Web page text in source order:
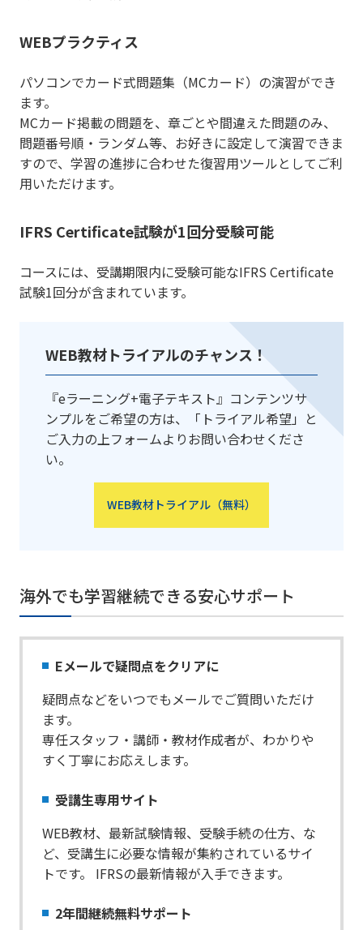
WEBプラクティス
パソコンでカード式問題集（MCカード）の演習ができ
ます。
MCカード掲載の問題を、章ごとや間違えた問題のみ、
問題番号順・ランダム等、お好きに設定して演習できま
すので、学習の進捗に合わせた復習用ツールとしてご利
用いただけます。
IFRS Certificate試験が1回分受験可能
コースには、受講期限内に受験可能なIFRS Certificate
試験1回分が含まれています。
WEB教材トライアルのチャンス！
『eラーニング+電子テキスト』コンテンツサ
ンプルをご希望の方は、「トライアル希望」と
ご入力の上フォームよりお問い合わせくださ
い。
WEB教材トライアル（無料）
海外でも学習継続できる安心サポート
Eメールで疑問点をクリアに
疑問点などをいつでもメールでご質問いただけ
ます。
専任スタッフ・講師・教材作成者が、わかりや
すく丁寧にお応えします。
受講生専用サイト
WEB教材、最新試験情報、受験手続の仕方、な
ど、受講生に必要な情報が集約されているサイ
トです。 IFRSの最新情報が入手できます。
2年間継続無料サポート